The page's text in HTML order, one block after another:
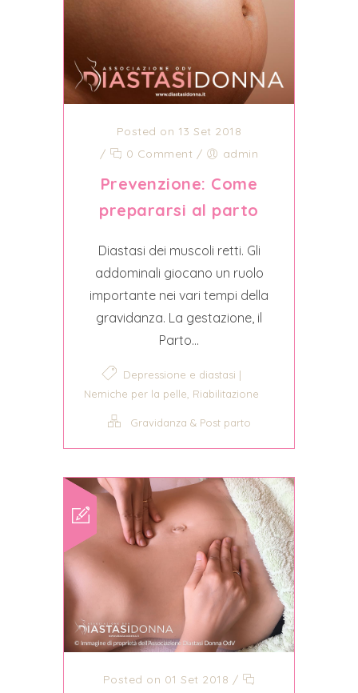
Posted on 13 Set 2018
/
0 Comment / admin
Prevenzione: Come
prepararsi al parto
Diastasi dei muscoli retti. Gli
addominali giocano un ruolo
importante nei vari tempi della
gravidanza. La gestazione, il
Parto...
Depressione e diastasi |
Nemiche per la pelle, Riabilitazione
Gravidanza & Post parto
Posted on 01 Set 2018 /